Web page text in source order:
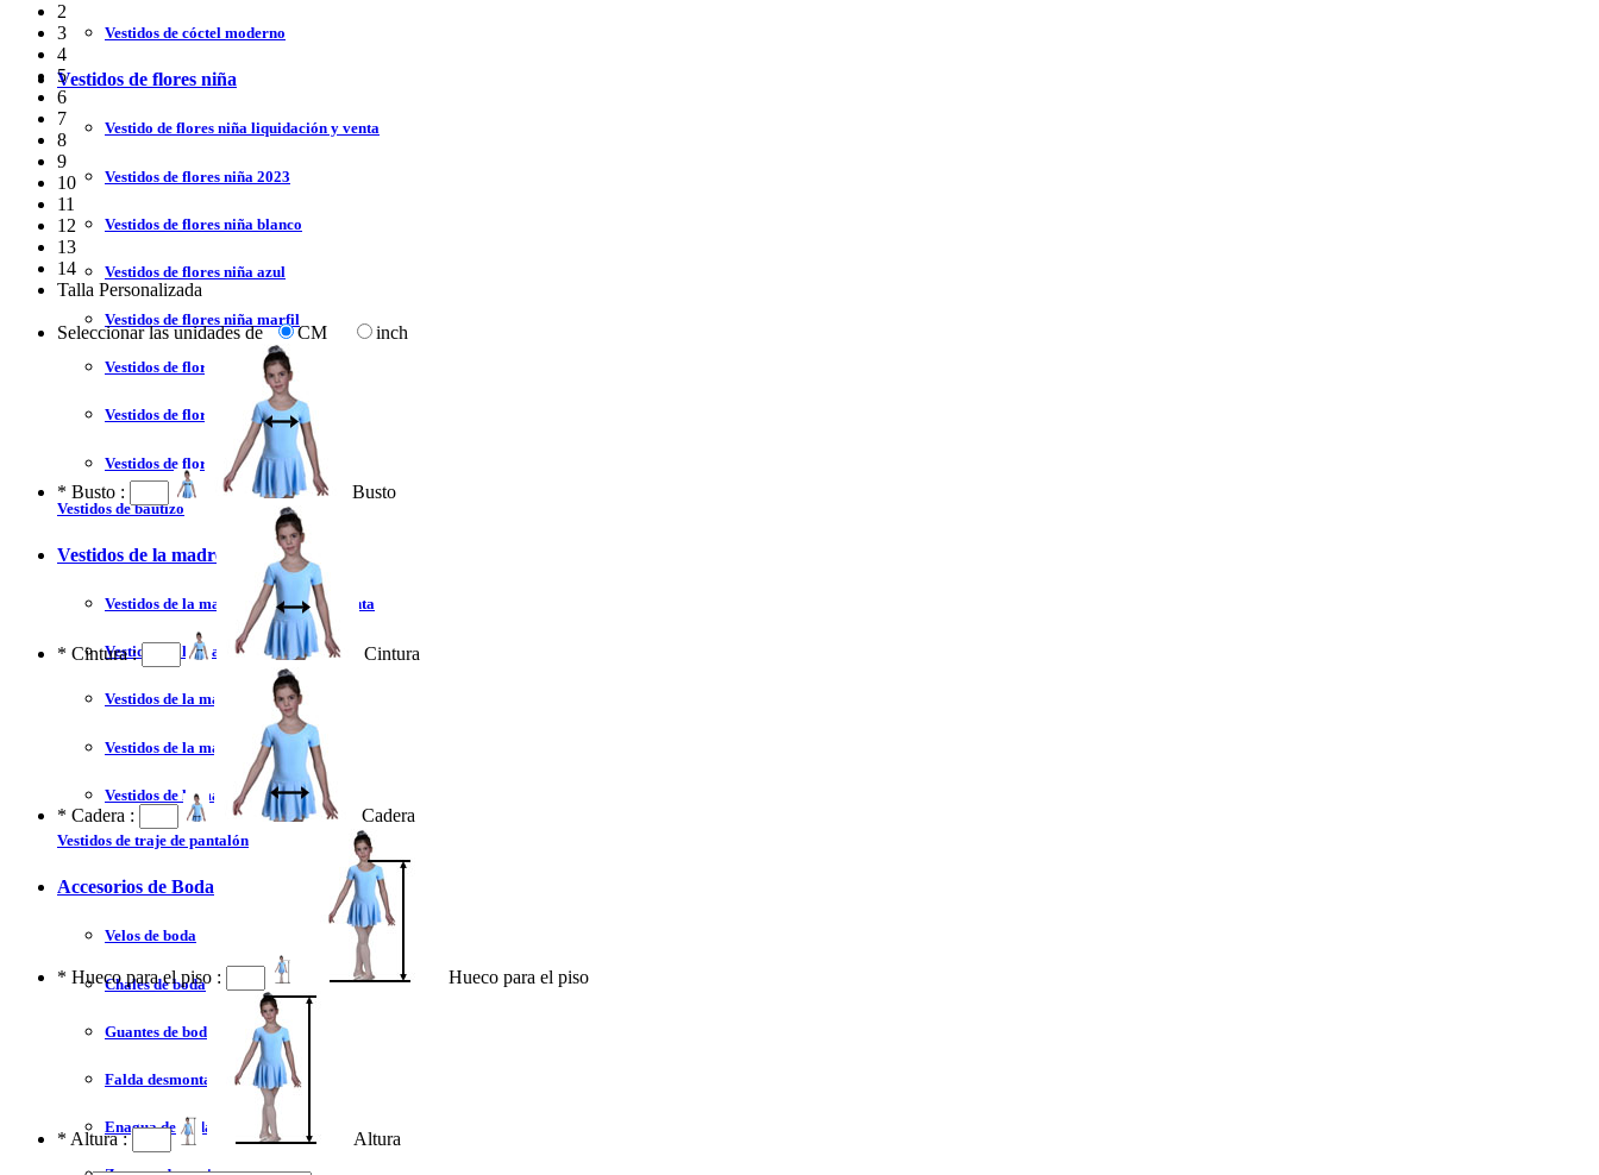
Vestidos de cóctel moderno
Vestidos de flores niña
Vestido de flores niña liquidación y venta
Vestidos de flores niña 2023
Vestidos de flores niña blanco
Vestidos de flores niña azul
Vestidos de flores niña marfil
Vestidos de flores niña tul
Vestidos de flores niña encaje
Vestidos de flores niña moderno
Vestidos de bautizo
Vestidos de la madre
Vestidos de la madre liquidación y venta
Vestidos de la madre 2023
Vestidos de la madre corto
Vestidos de la madre tallas grandes
Vestidos de la madre largo
Vestidos de traje de pantalón
Accesorios de Boda
Velos de boda
Chales de boda
Guantes de boda
Falda desmontable
Enagua de boda
2
3
4
5
6
7
8
9
10
11
12
13
14
Talla Personalizada
Seleccionar las unidades de CM inch
* Busto : Busto
* Cintura : Cintura
* Cadera : Cadera
* Hueco para el piso : Hueco para el piso
* Altura : Altura